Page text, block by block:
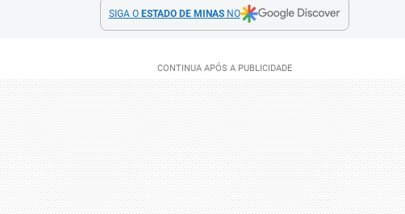
SIGA O ESTADO DE MINASNO